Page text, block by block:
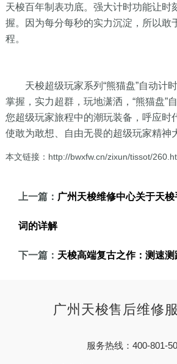
天梭百年制表功底。强大计时功能让时
握。因为每分每秒的实力沉淀，所以敢
程。
天梭超级玩家系列“熊猫盘”自动计
掌握，实力超群，玩地潇洒，“熊猫盘”
您超级玩家旅程中的潮玩装备，呼应时
使敢为敢想、自由无畏的超级玩家精神
本文链接：http://bwxfw.cn/zixun/tissot/
上一篇： 广州天梭维修中心关于天梭
词的详解
下一篇： 天梭高端复古之作：测速
广州天梭售后维修
服务热线：400-801-